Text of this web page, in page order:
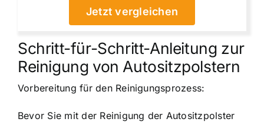
Jetzt vergleichen
Schritt-für-Schritt-Anleitung zur
Reinigung von Autositzpolstern
Vorbereitung für den Reinigungsprozess:
Bevor Sie mit der Reinigung der Autositzpolster